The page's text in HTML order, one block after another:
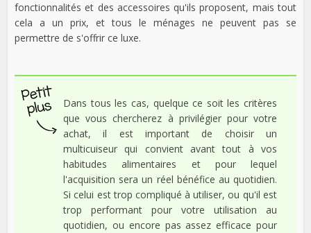
fonctionnalités et des accessoires qu'ils proposent, mais tout
cela a un prix, et tous le ménages ne peuvent pas se
permettre de s'offrir ce luxe.
Dans tous les cas, quelque ce soit les critères
que vous chercherez à privilégier pour votre
achat, il est important de choisir un
multicuiseur qui convient avant tout à vos
habitudes alimentaires et pour lequel
l'acquisition sera un réel bénéfice au quotidien.
Si celui est trop compliqué à utiliser, ou qu'il est
trop performant pour votre utilisation au
quotidien, ou encore pas assez efficace pour